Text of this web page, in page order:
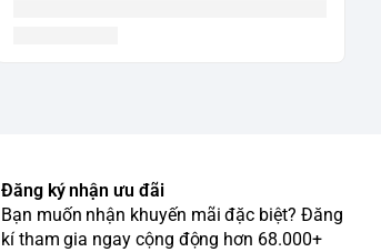
Đăng ký nhận ưu đãi
Bạn muốn nhận khuyến mãi đặc biệt? Đăng
kí tham gia ngay cộng động hơn 68.000+